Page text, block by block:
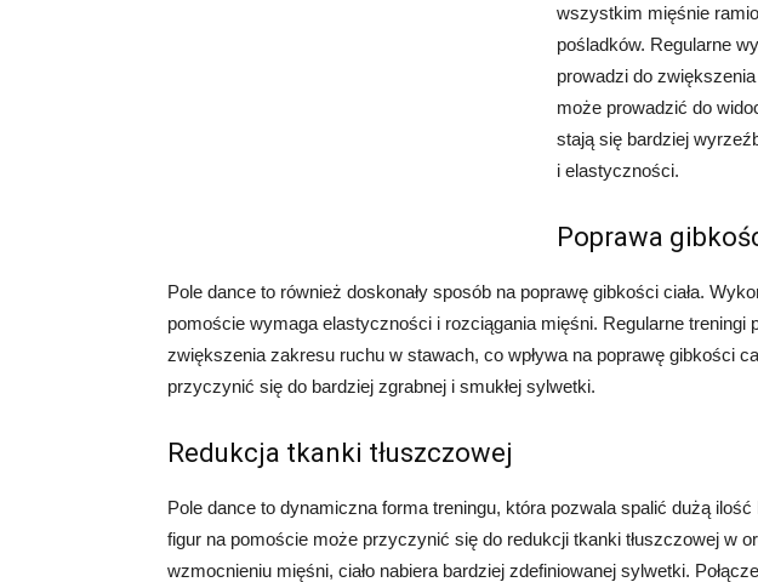
wszystkim mięśnie
pośladków. Regularne
prowadzi do
może prowadzić do
stają się bardziej
i elastyczności.
Poprawa
Pole dance to również doskonały sposób na poprawę gibkości ciała.
pomoście wymaga elastyczności i rozciągania mięśni. Regularne treningi
zwiększenia zakresu ruchu w stawach, co wpływa na poprawę gibkości
przyczynić się do bardziej zgrabnej i smukłej sylwetki.
Redukcja tkanki tłuszczowej
Pole dance to dynamiczna forma treningu, która pozwala spalić dużą
figur na pomoście może przyczynić się do redukcji tkanki tłuszczowej w
wzmocnieniu mięśni, ciało nabiera bardziej zdefiniowanej sylwetki.